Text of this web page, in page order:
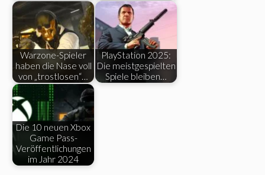
Warzone-Spieler
haben die Nase voll
von „trostlosen“…
PlayStation 2025:
Die meistgespielten
Spiele bleiben…
Die 10 neuen Xbox
Game Pass-
Veröffentlichungen
im Jahr 2024